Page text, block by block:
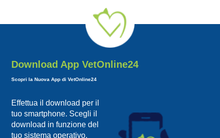
Download App VetOnline24
Scopri la Nuova App di VetOnline24
Effettua il download per il
tuo smartphone. Scegli il
download in funzione del
tuo sistema operativo.